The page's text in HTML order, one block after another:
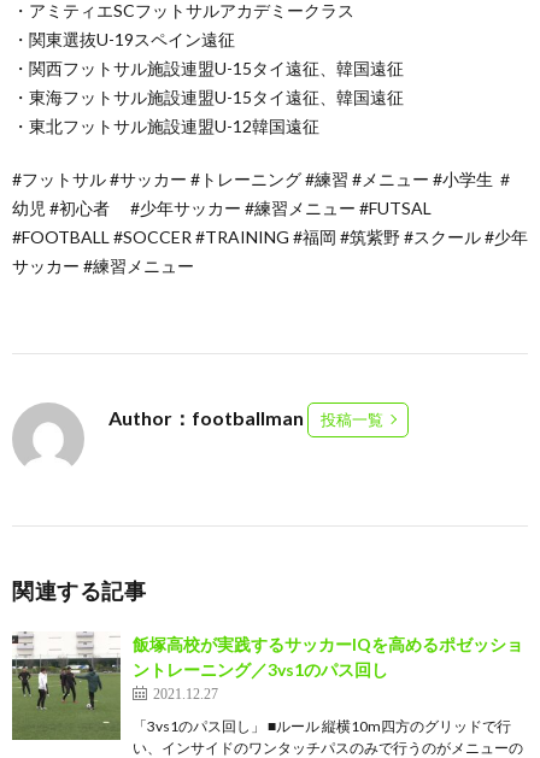
・アミティエSCフットサルアカデミークラス
・関東選抜U-19スペイン遠征
・関西フットサル施設連盟U-15タイ遠征、韓国遠征
・東海フットサル施設連盟U-15タイ遠征、韓国遠征
・東北フットサル施設連盟U-12韓国遠征
#フットサル #サッカー #トレーニング #練習 #メニュー #小学生 ＃
幼児 #初心者 #少年サッカー #練習メニュー #FUTSAL
#FOOTBALL #SOCCER #TRAINING #福岡 #筑紫野 #スクール #少年
サッカー #練習メニュー
Author：footballman 投稿一覧
関連する記事
飯塚高校が実践するサッカーIQを高めるポゼッショ
ントレーニング／3vs1のパス回し
2021.12.27
「3vs1のパス回し」 ■ルール 縦横10m四方のグリッドで行
い、インサイドのワンタッチパスのみで行うのがメニューの